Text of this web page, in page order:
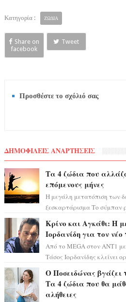
Κατηγορία : ΖΩΔΙΑ
Share on
facebook
Tweet
Προσθέστε το σχόλιό σας
ΔΗΜΟΦΙΛΕΙΣ ΑΝΑΡΤΗΣΕΙΣ
Τα 4 ζώδια που
επόμενους μήνες
Η μεγάλη μετατόπιση των
ξεσκαρτάρισμα Το σύμπαν
Κρίνο και Αγκάθι: Η
Ιορδανίδη για τον νέο
Από το MEGA στον ΑΝΤ1
Τάσος Ιορδανίδης κλείνει
Ο Ποσειδώνας
Τα 4 ζώδια που θα
αλήθειες